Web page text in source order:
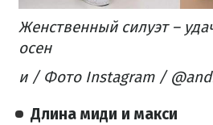
Женственный силуэт –
осен
и / Фото Instagram /
Длина миди и макси